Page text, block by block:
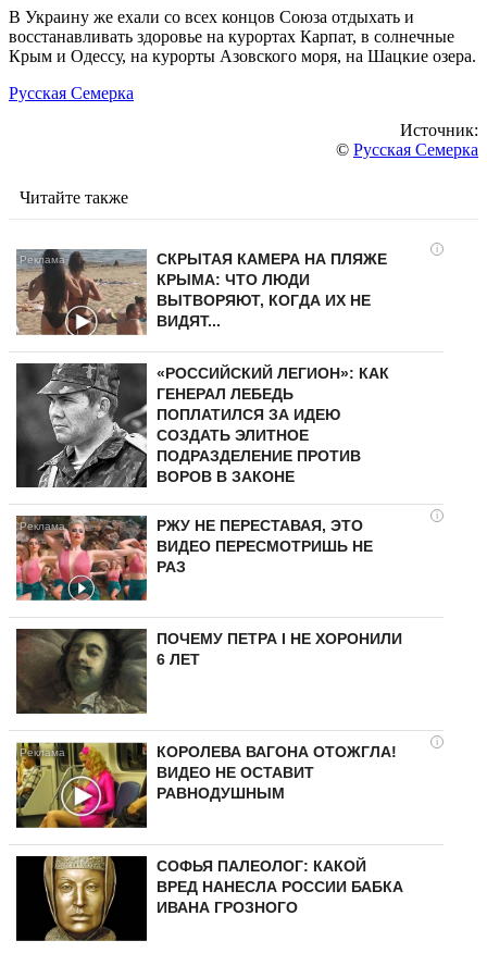
В Украину же ехали со всех концов Союза отдыхать и
восстанавливать здоровье на курортах Карпат, в солнечные
Крым и Одессу, на курорты Азовского моря, на Шацкие озера.
Русская Семерка
Источник:
© Русская Семерка
Читайте также
i
СКРЫТАЯ КАМЕРА НА ПЛЯЖЕ
КРЫМА: ЧТО ЛЮДИ
ВЫТВОРЯЮТ, КОГДА ИХ НЕ
ВИДЯТ...
«РОССИЙСКИЙ ЛЕГИОН»: КАК
ГЕНЕРАЛ ЛЕБЕДЬ
ПОПЛАТИЛСЯ ЗА ИДЕЮ
СОЗДАТЬ ЭЛИТНОЕ
ПОДРАЗДЕЛЕНИЕ ПРОТИВ
ВОРОВ В ЗАКОНЕ
i
РЖУ НЕ ПЕРЕСТАВАЯ, ЭТО
ВИДЕО ПЕРЕСМОТРИШЬ НЕ
РАЗ
ПОЧЕМУ ПЕТРА I НЕ ХОРОНИЛИ
6 ЛЕТ
i
КОРОЛЕВА ВАГОНА ОТОЖГЛА!
ВИДЕО НЕ ОСТАВИТ
РАВНОДУШНЫМ
СОФЬЯ ПАЛЕОЛОГ: КАКОЙ
ВРЕД НАНЕСЛА РОССИИ БАБКА
ИВАНА ГРОЗНОГО